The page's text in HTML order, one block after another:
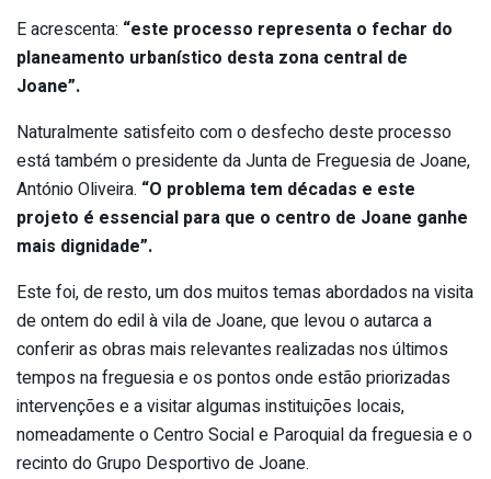
E acrescenta: “este processo representa o fechar do
planeamento urbanístico desta zona central de
Joane”.
Naturalmente satisfeito com o desfecho deste processo
está também o presidente da Junta de Freguesia de Joane,
António Oliveira. “O problema tem décadas e este
projeto é essencial para que o centro de Joane ganhe
mais dignidade”.
Este foi, de resto, um dos muitos temas abordados na visita
de ontem do edil à vila de Joane, que levou o autarca a
conferir as obras mais relevantes realizadas nos últimos
tempos na freguesia e os pontos onde estão priorizadas
intervenções e a visitar algumas instituições locais,
nomeadamente o Centro Social e Paroquial da freguesia e o
recinto do Grupo Desportivo de Joane.